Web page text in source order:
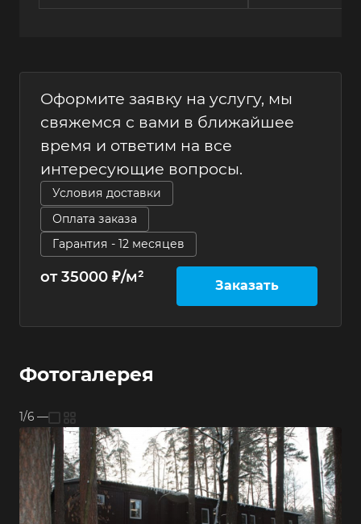
Оформите заявку на услугу, мы
свяжемся с вами в ближайшее
время и ответим на все
интересующие вопросы.
Условия доставки
Оплата заказа
Гарантия - 12 месяцев
от 35000 ₽/м² Заказать
Фотогалерея
1/6 —